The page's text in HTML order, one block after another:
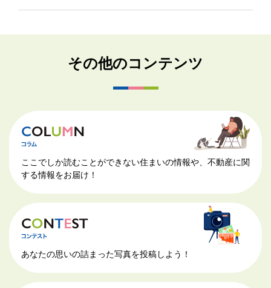
その他のコンテンツ
ここでしか読むことができない住まいの情報や、不動産に関
する情報をお届け！
あなたの思いの詰まった写真を投稿しよう！